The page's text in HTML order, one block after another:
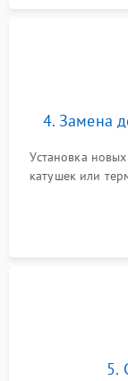
4. Замена
Установка
катушек или
дорожек.
5.